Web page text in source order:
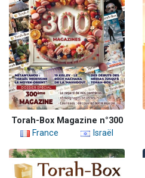
Torah-Box Magazine n°300
France
Israël